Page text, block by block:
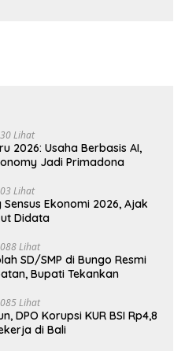
Lihat
2026: Usaha Berbasis AI,
Jadi Primadona
Lihat
Ekonomi 2026, Ajak
Didata
Lihat
SD/SMP di Bungo Resmi
Bupati Tekankan
Lihat
DPO Korupsi KUR BSI Rp4,8
di Bali